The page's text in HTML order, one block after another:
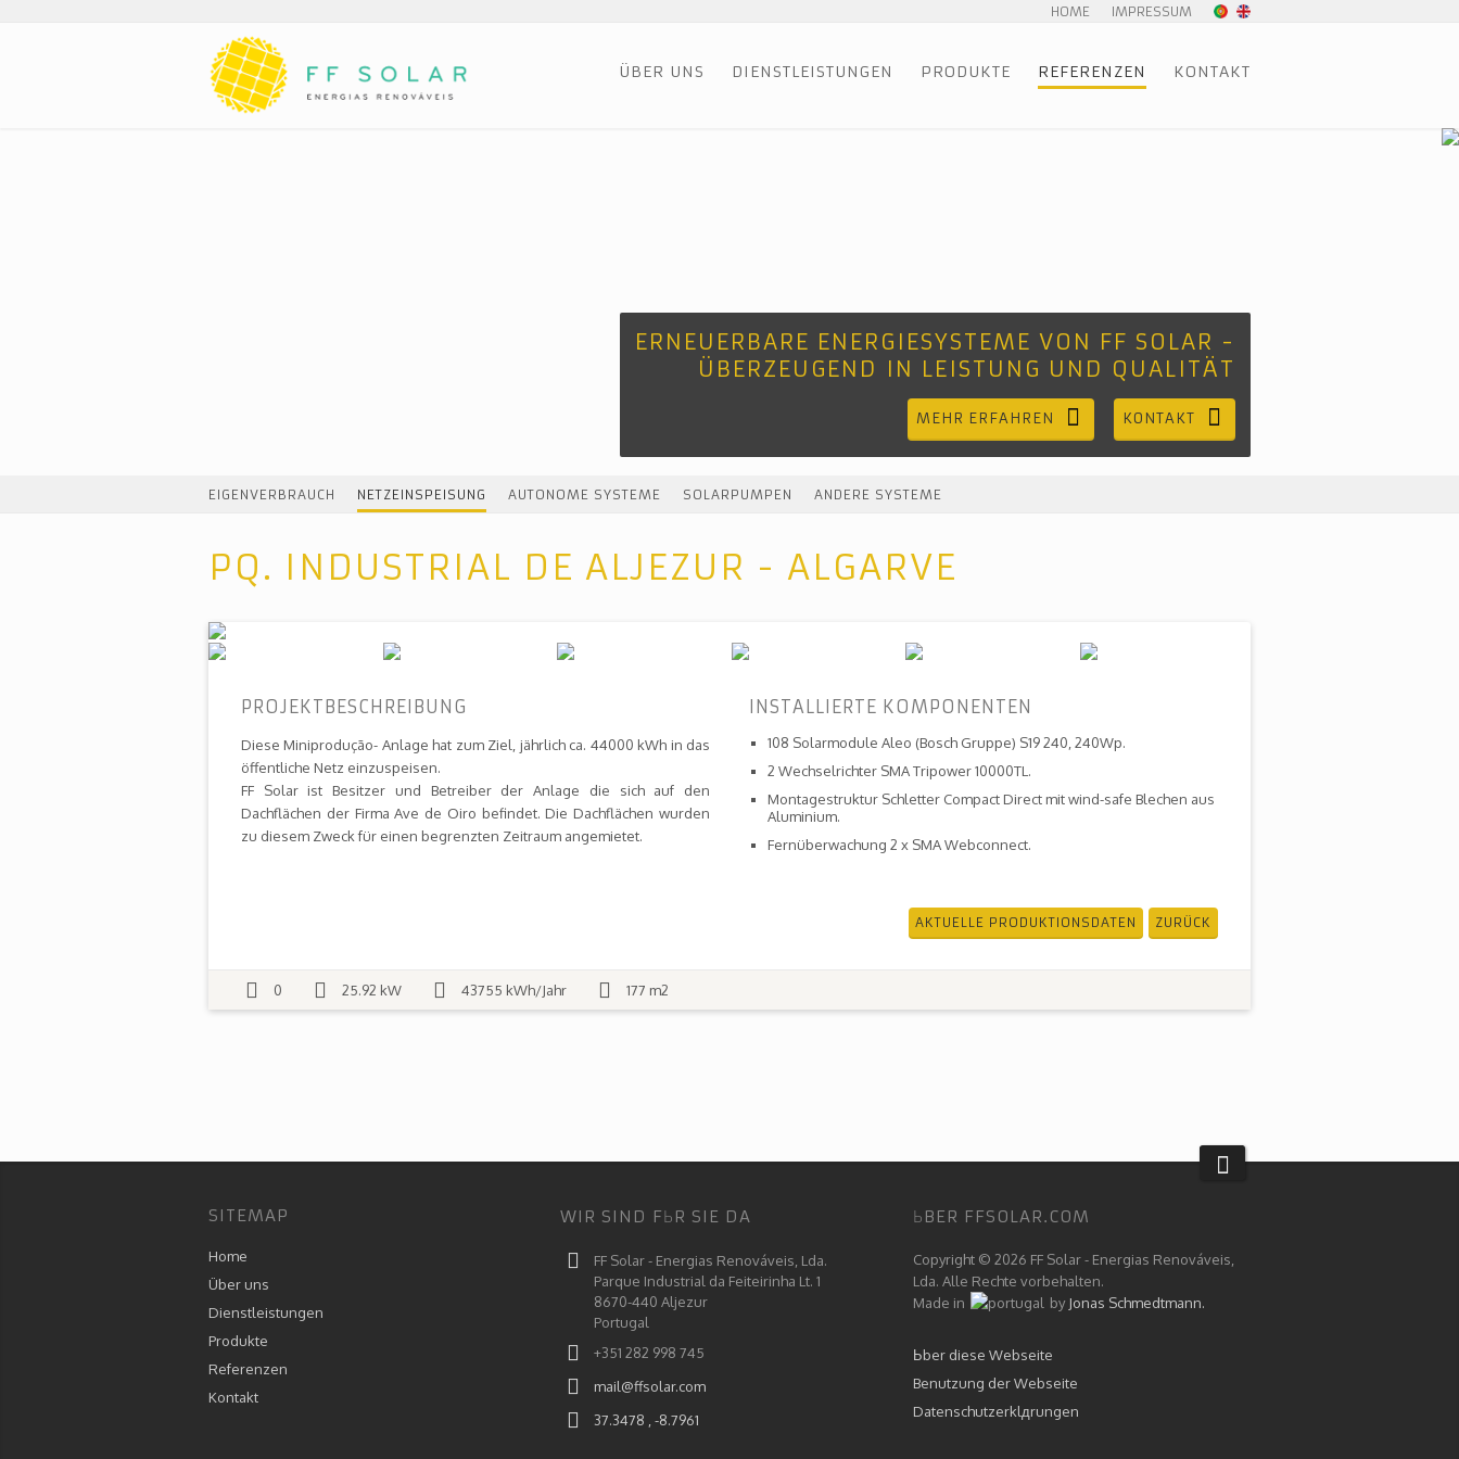
HOME IMPRESSUM
ÜBER UNS DIENSTLEISTUNGEN PRODUKTE REFERENZEN KONTAKT
ERNEUERBARE ENERGIESYSTEME VON FF SOLAR -
ÜBERZEUGEND IN LEISTUNG UND QUALITÄT
MEHR ERFAHREN KONTAKT
EIGENVERBRAUCH NETZEINSPEISUNG AUTONOME SYSTEME SOLARPUMPEN ANDERE SYSTEME
PQ. INDUSTRIAL DE ALJEZUR - ALGARVE
PROJEKTBESCHREIBUNG
Diese Miniprodução- Anlage hat zum Ziel, jährlich ca. 44000 kWh in das
öffentliche Netz einzuspeisen.
FF Solar ist Besitzer und Betreiber der Anlage die sich auf den
Dachflächen der Firma Ave de Oiro befindet. Die Dachflächen wurden
zu diesem Zweck für einen begrenzten Zeitraum angemietet.
INSTALLIERTE KOMPONENTEN
108 Solarmodule Aleo (Bosch Gruppe) S19 240, 240Wp.
2 Wechselrichter SMA Tripower 10000TL.
Montagestruktur Schletter Compact Direct mit wind-safe Blechen aus
Aluminium.
Fernüberwachung 2 x SMA Webconnect.
AKTUELLE PRODUKTIONSDATEN ZURÜCK
0 25.92 kW 43755 kWh/Jahr 177 m2
SITEMAP
Home
Über uns
Dienstleistungen
Produkte
Referenzen
Kontakt
WIR SIND FЬR SIE DA
FF Solar - Energias Renováveis, Lda.
Parque Industrial da Feiteirinha Lt. 1
8670-440 Aljezur
Portugal
+351 282 998 745
mail@ffsolar.com
37.3478 , -8.7961
ЬBER FFSOLAR.COM
Copyright © 2026 FF Solar - Energias Renováveis,
Lda. Alle Rechte vorbehalten.
Made in
by Jonas Schmedtmann.
Ьber diese Webseite
Benutzung der Webseite
Datenschutzerklдrungen